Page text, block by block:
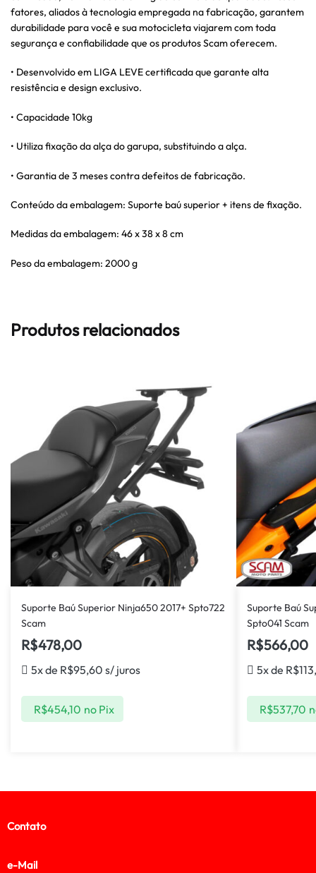
fatores, aliados à tecnologia empregada na fabricação, garantem
durabilidade para você e sua motocicleta viajarem com toda
segurança e confiabilidade que os produtos Scam oferecem.
• Desenvolvido em LIGA LEVE certificada que garante alta
resistência e design exclusivo.
• Capacidade 10kg
• Utiliza fixação da alça do garupa, substituindo a alça.
• Garantia de 3 meses contra defeitos de fabricação.
Conteúdo da embalagem: Suporte baú superior + itens de fixação.
Medidas da embalagem: 46 x 38 x 8 cm
Peso da embalagem: 2000 g
Produtos relacionados
Suporte Baú Superior Ninja650 2017+ Spto722
Scam
R$478,00
5x de R$95,60 s/ juros
R$454,10 no Pix
Suporte Baú
Spto041 Scam
R$566,00
5x de R$
R$537,70
Contato
e-Mail